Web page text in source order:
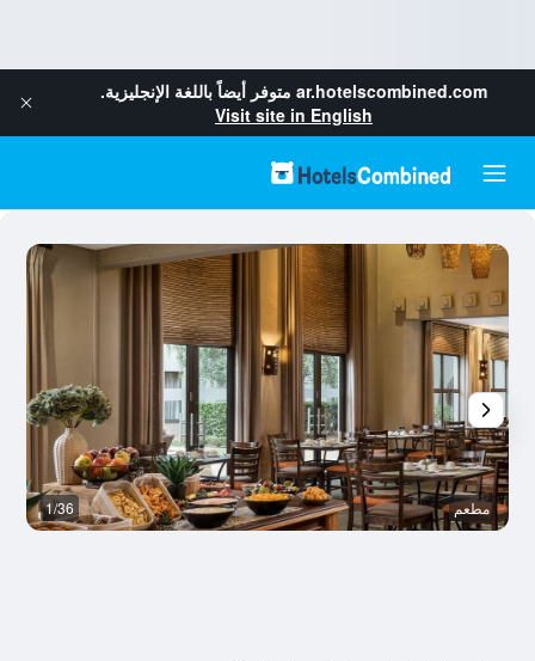
ar.hotelscombined.com متوفر أيضاً باللغة الإنجليزية.
Visit site in English
مطعم 1/36